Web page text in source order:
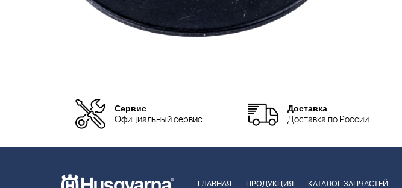
Сервис
Официальный сервис
Доставка
Доставка по России
ГЛАВНАЯ ПРОДУКЦИЯ КАТАЛОГ ЗАПЧАСТЕЙ